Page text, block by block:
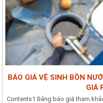
BÁO GIÁ VỆ SINH BỒN
GIÁ
Contents1 Bảng báo giá tham